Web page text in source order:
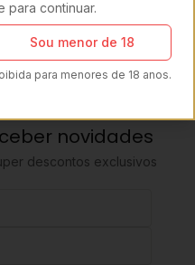
notas de
novidades
descontos exclusivos
para continuar.
Sou menor de 18
para menores de 18 anos.